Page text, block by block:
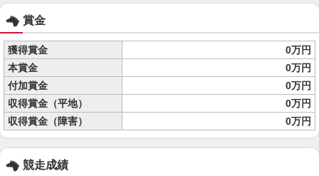
賞金
獲得賞金
0万円
本賞金
0万円
付加賞金
0万円
収得賞金（平地）
0万円
収得賞金（障害）
0万円
競走成績